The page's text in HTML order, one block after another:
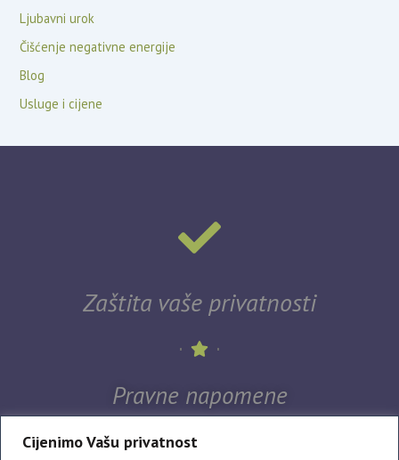
Cijenimo Vašu privatnost
Ljubavni urok
Čišćenje negativne energije
Blog
Usluge i cijene
Zaštita vaše privatnosti
Pravne napomene